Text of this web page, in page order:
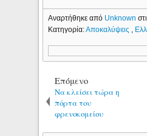
Αναρτήθηκε από Unknown
Κατηγορία:Αποκαλύψεις
Επόμενο
Να κλείσει τώρα η
πόρτα του
φρενοκομείου